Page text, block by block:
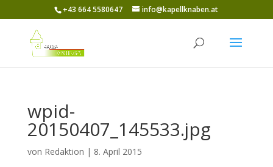
+43 664 5580647 info@kapellknaben.at
wpid-
20150407_145533.jpg
von Redaktion | 8. April 2015